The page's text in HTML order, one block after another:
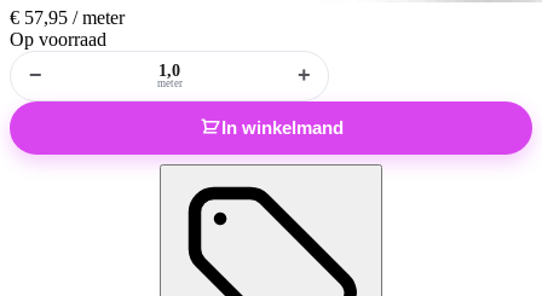
€ 57,95 / meter
Op voorraad
− meter +
In winkelmand